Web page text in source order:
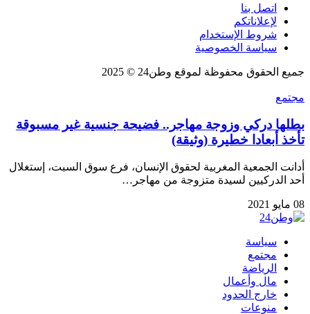
اتصل بنا
لإعلاناتكم
شروط الإستخدام
سياسة الخصوصية
جميع الحقوق محفوظة لموقع وطن24 © 2025
مجتمع
بطلها دركي وزوجة مهاجر.. فضيحة جنسية غير مسبوقة
تأخذ أبعادا خطيرة (وثيقة)
أدانت الجمعية المغربية لحقوق الإنسان، فرع سوق السبت، إستغلال
أحد الدركيين لسيدة متزوجة من مهاجر…
08 مايو 2021
سياسة
مجتمع
الرياضة
مال وأعمال
خارج الحدود
منوعات